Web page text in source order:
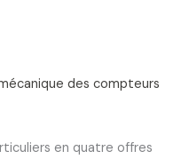
des compteurs
en quatre offres